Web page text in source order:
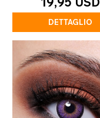
DETTAGLIO